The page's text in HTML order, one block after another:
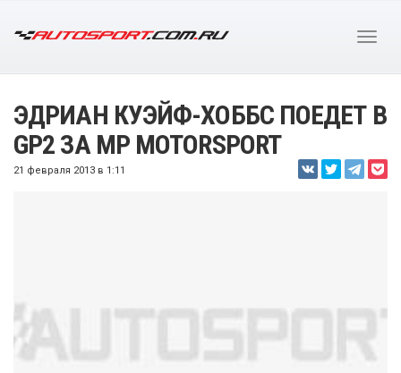
ЭДРИАН КУЭЙФ-ХОББС ПОЕДЕТ В
GP2 ЗА MP MOTORSPORT
21 февраля 2013 в 1:11